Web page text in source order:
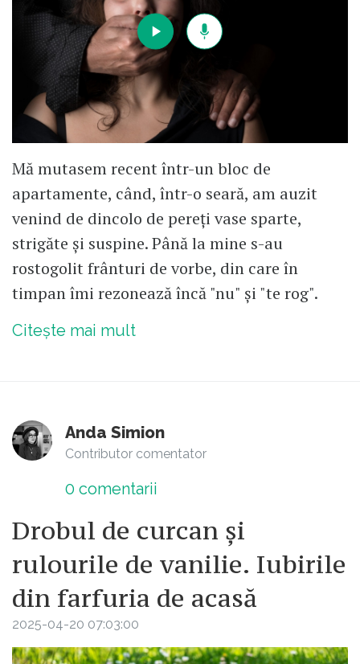
Mă mutasem recent într-un bloc de
apartamente, când, într-o seară, am auzit
venind de dincolo de pereţi vase sparte,
strigăte şi suspine. Până la mine s-au
rostogolit frânturi de vorbe, din care în
timpan îmi rezonează încă "nu" şi "te rog".
Citește mai mult
Anda Simion
Contributor comentator
0 comentarii
Drobul de curcan și
rulourile de vanilie. Iubirile
din farfuria de acasă
2025-04-20 07:03:00